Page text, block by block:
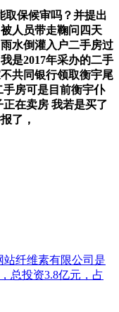
保候审吗？并提出
人员带走鞠问四天
水倒灌入户二手房过
是2017年采办的二手
共同银行领取衡宇尾
房可是目前衡宇仆
在卖房 我若是买了
了，
站纤维素有限公司是
总投资3.8亿元，占